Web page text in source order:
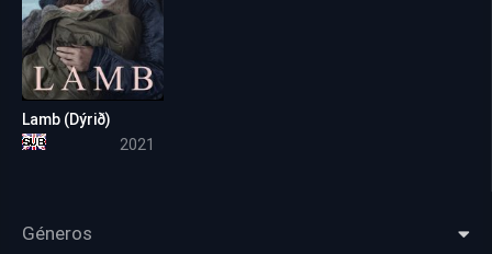
Lamb (Dýrið)
2021
Géneros